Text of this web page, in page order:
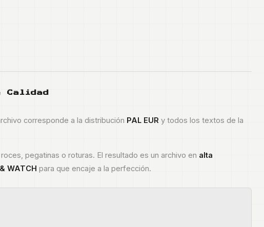
Calidad
corresponde a la distribución PAL EUR y todos los textos de la
pegatinas o roturas. El resultado es un archivo en alta
WATCH para que encaje a la perfección.